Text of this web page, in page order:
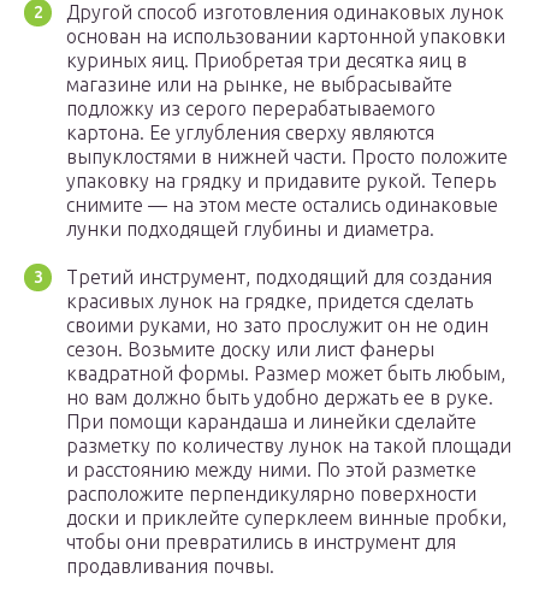
Другой способ изготовления одинаковых лунок
основан на использовании картонной упаковки
куриных яиц. Приобретая три десятка яиц в
магазине или на рынке, не выбрасывайте
подложку из серого перерабатываемого
картона. Ее углубления сверху являются
выпуклостями в нижней части. Просто положите
упаковку на грядку и придавите рукой. Теперь
снимите — на этом месте остались одинаковые
лунки подходящей глубины и диаметра.
Третий инструмент, подходящий для создания
красивых лунок на грядке, придется сделать
своими руками, но зато прослужит он не один
сезон. Возьмите доску или лист фанеры
квадратной формы. Размер может быть любым,
но вам должно быть удобно держать ее в руке.
При помощи карандаша и линейки сделайте
разметку по количеству лунок на такой площади
и расстоянию между ними. По этой разметке
расположите перпендикулярно поверхности
доски и приклейте суперклеем винные пробки,
чтобы они превратились в инструмент для
продавливания почвы.